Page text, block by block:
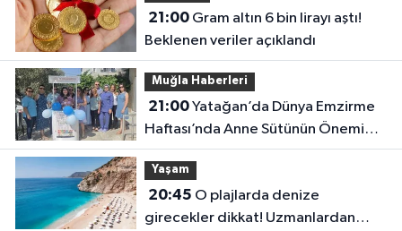
21:00Gram altın 6 bin lirayı aştı!
Beklenen veriler açıklandı
Muğla Haberleri
21:00Yatağan’da Dünya Emzirme
Haftası’nda Anne Sütünün Önemi
Anlatıldı
Yaşam
20:45
girecekler dikkat! Uzmanlardan